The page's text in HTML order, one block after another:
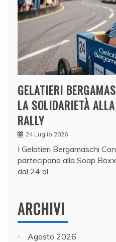
GELATIERI
LA SOLIDARIETÀ
RALLY
24 Luglio 2026
I Gelatieri Bergamaschi
partecipano alla Soap
dal 24 al…
ARCHIVI
Agosto 2026